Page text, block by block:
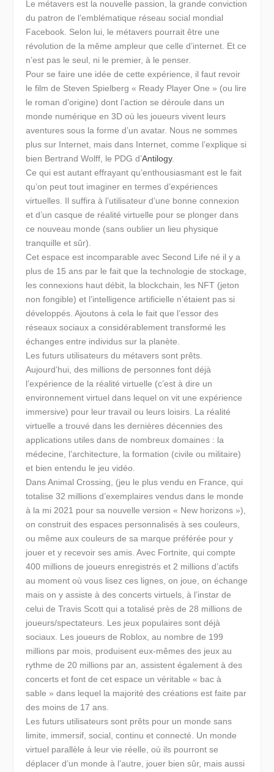
Le métavers est la nouvelle passion, la grande conviction
du patron de l’emblématique réseau social mondial
Facebook. Selon lui, le métavers pourrait être une
révolution de la même ampleur que celle d’internet. Et ce
n’est pas le seul, ni le premier, à le penser.
Pour se faire une idée de cette expérience, il faut revoir
le film de Steven Spielberg « Ready Player One » (ou lire
le roman d’origine) dont l’action se déroule dans un
monde numérique en 3D où les joueurs vivent leurs
aventures sous la forme d’un avatar. Nous ne sommes
plus sur Internet, mais dans Internet , comme l’explique si
bien Bertrand Wolff, le PDG d’Antilogy.
Ce qui est autant effrayant qu’enthousiasmant est le fait
qu’on peut tout imaginer en termes d’expériences
virtuelles. Il suffira à l’utilisateur d’une bonne connexion
et d’un casque de réalité virtuelle pour se plonger dans
ce nouveau monde (sans oublier un lieu physique
tranquille et sûr).
Cet espace est incomparable avec Second Life né il y a
plus de 15 ans par le fait que la technologie de stockage,
les connexions haut débit, la blockchain, les NFT (jeton
non fongible) et l’intelligence artificielle n’étaient pas si
développés. Ajoutons à cela le fait que l’essor des
réseaux sociaux a considérablement transformé les
échanges entre individus sur la planète.
Les futurs utilisateurs du métavers sont prêts.
Aujourd’hui, des millions de personnes font déjà
l’expérience de la réalité virtuelle (c’est à dire un
environnement virtuel dans lequel on vit une expérience
immersive) pour leur travail ou leurs loisirs. La réalité
virtuelle a trouvé dans les dernières décennies des
applications utiles dans de nombreux domaines : la
médecine, l’architecture, la formation (civile ou militaire)
et bien entendu le jeu vidéo.
Dans Animal Crossing, (jeu le plus vendu en France, qui
totalise 32 millions d’exemplaires vendus dans le monde
à la mi 2021 pour sa nouvelle version « New horizons »),
on construit des espaces personnalisés à ses couleurs,
ou même aux couleurs de sa marque préférée pour y
jouer et y recevoir ses amis. Avec Fortnite, qui compte
400 millions de joueurs enregistrés et 2 millions d’actifs
au moment où vous lisez ces lignes, on joue, on échange
mais on y assiste à des concerts virtuels, à l’instar de
celui de Travis Scott qui a totalisé près de 28 millions de
joueurs/spectateurs. Les jeux populaires sont déjà
sociaux . Les joueurs de Roblox, au nombre de 199
millions par mois, produisent eux-mêmes des jeux au
rythme de 20 millions par an, assistent également à des
concerts et font de cet espace un véritable « bac à
sable » dans lequel la majorité des créations est faite par
des moins de 17 ans.
Les futurs utilisateurs sont prêts pour un monde sans
limite, immersif, social, continu et connecté. Un monde
virtuel parallèle à leur vie réelle, où ils pourront se
déplacer d’un monde à l’autre, jouer bien sûr, mais aussi